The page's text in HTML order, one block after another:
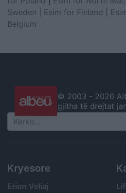
Sweden
Esim for Finland
Belgium
© 2003 - 2026
gjitha të drejtat
Search
Kryesore
Erion Veliaj